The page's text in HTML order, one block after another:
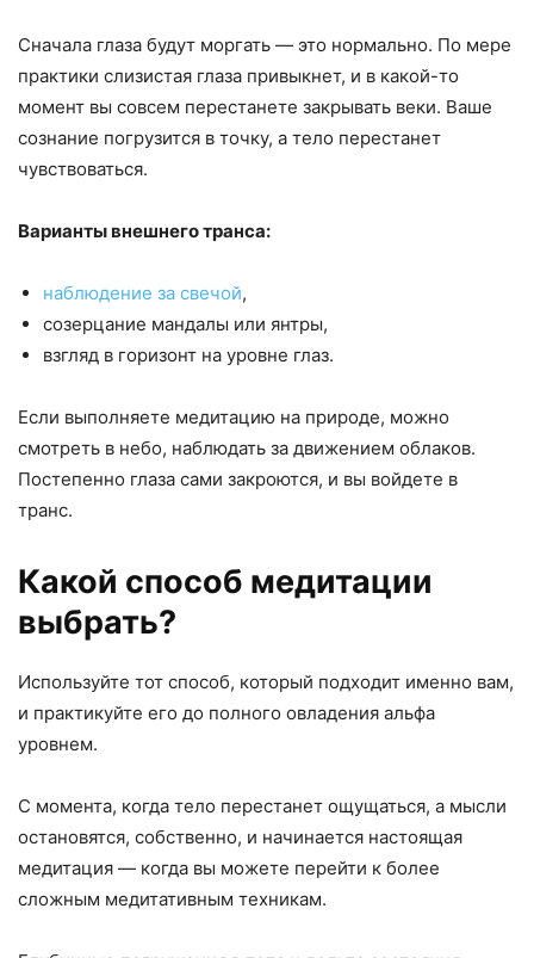
Сначала глаза будут моргать — это нормально. По мере
практики слизистая глаза привыкнет, и в какой-то
момент вы совсем перестанете закрывать веки. Ваше
сознание погрузится в точку, а тело перестанет
чувствоваться.
Варианты внешнего транса:
наблюдение за свечой,
созерцание мандалы или янтры,
взгляд в горизонт на уровне глаз.
Если выполняете медитацию на природе, можно
смотреть в небо, наблюдать за движением облаков.
Постепенно глаза сами закроются, и вы войдете в
транс.
Какой способ медитации
выбрать?
Используйте тот способ, который подходит именно вам,
и практикуйте его до полного овладения альфа
уровнем.
С момента, когда тело перестанет ощущаться, а мысли
остановятся, собственно, и начинается настоящая
медитация — когда вы можете перейти к более
сложным медитативным техникам.